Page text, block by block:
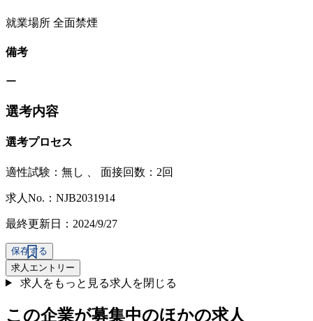
就業場所 全面禁煙
備考
ー
選考内容
選考プロセス
適性試験： 無し 面接回数：2回
求人No.：NJB2031914
最終更新日：2024/9/27
保存する
求人エントリー
求人をもっと見る求人を閉じる
この企業が募集中のほかの求人